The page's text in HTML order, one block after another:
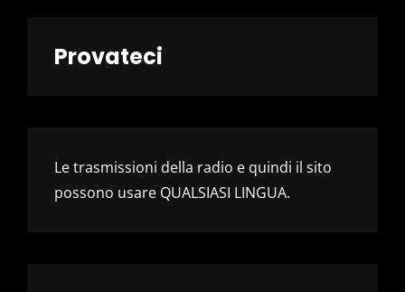
Provateci
Le trasmissioni della radio e quindi il sito
possono usare QUALSIASI LINGUA.